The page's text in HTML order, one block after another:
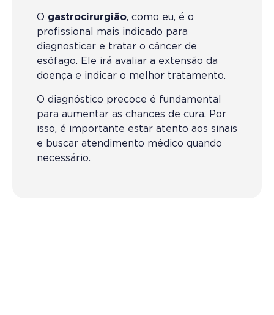
O gastrocirurgião, como eu, é o
profissional mais indicado para
diagnosticar e tratar o câncer de
esôfago. Ele irá avaliar a extensão da
doença e indicar o melhor tratamento.
O diagnóstico precoce é fundamental
para aumentar as chances de cura. Por
isso, é importante estar atento aos sinais
e buscar atendimento médico quando
necessário.